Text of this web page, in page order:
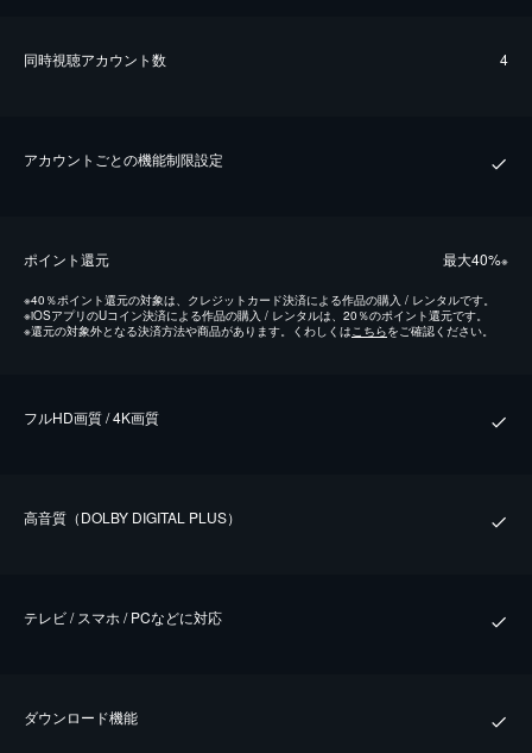
同時視聴アカウント数 4
アカウントごとの機能制限設定
ポイント還元 最⼤40%※
※40％ポイント還元の対象は、クレジットカード決済による作品の購入 / レンタルです。
※iOSアプリのUコイン決済による作品の購入 / レンタルは、20％のポイント還元です。
※還元の対象外となる決済方法や商品があります。くわしくは こちらをご確認ください。
フルHD画質 / 4K画質
⾼⾳質（DOLBY DIGITAL PLUS）
テレビ / スマホ / PCなどに対応
ダウンロード機能